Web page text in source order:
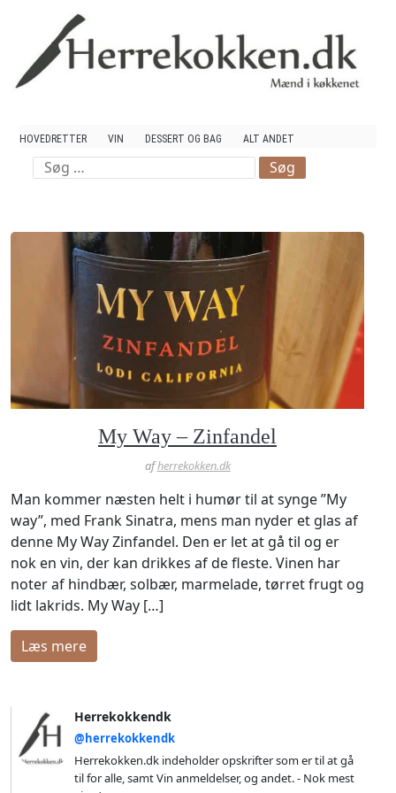
HOVEDRETTER VIN DESSERT OG BAG ALT ANDET
My Way – Zinfandel
afherrekokken.dk
Man kommer næsten helt i humør til at synge ”My
way”, med Frank Sinatra, mens man nyder et glas af
denne My Way Zinfandel. Den er let at gå til og er
nok en vin, der kan drikkes af de fleste. Vinen har
noter af hindbær, solbær, marmelade, tørret frugt og
lidt lakrids. My Way […]
læs mere
Herrekokkendk
@herrekokkendk
Herrekokken.dk indeholder opskrifter som er til at gå
til for alle, samt Vin anmeldelser, og andet. - Nok mest